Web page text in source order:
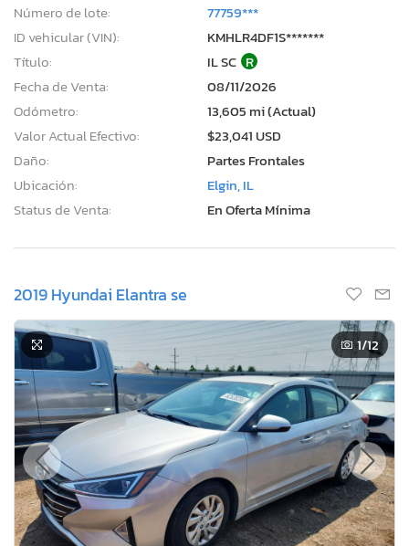
Número de lote:
77759***
ID vehicular (VIN):
KMHLR4DF1S*******
Título:
IL SC R
Fecha de Venta:
08/11/2026
Odómetro:
13,605 mi (Actual)
Valor Actual Efectivo:
$23,041 USD
Daño:
Partes Frontales
Ubicación:
Elgin, IL
Status de Venta:
En Oferta Mínima
2019 Hyundai Elantra se
1/12